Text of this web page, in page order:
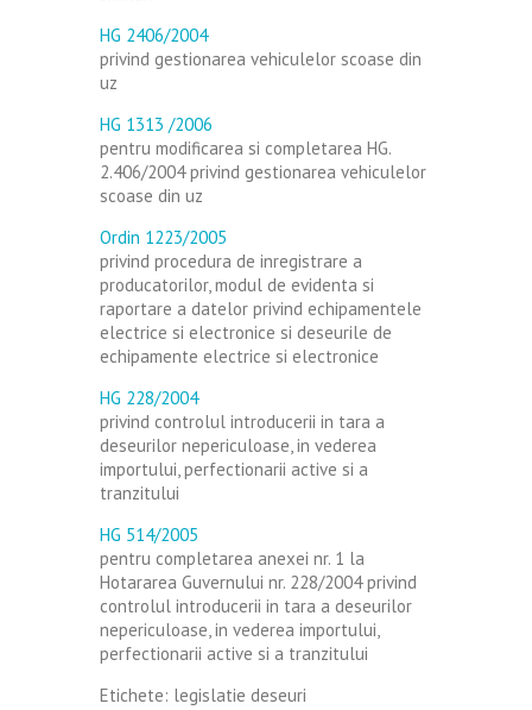
HG 2406/2004
privind gestionarea vehiculelor scoase din
uz
HG 1313 /2006
pentru modificarea si completarea HG.
2.406/2004 privind gestionarea vehiculelor
scoase din uz
Ordin 1223/2005
privind procedura de inregistrare a
producatorilor, modul de evidenta si
raportare a datelor privind echipamentele
electrice si electronice si deseurile de
echipamente electrice si electronice
HG 228/2004
privind controlul introducerii in tara a
deseurilor nepericuloase, in vederea
importului, perfectionarii active si a
tranzitului
HG 514/2005
pentru completarea anexei nr. 1 la
Hotararea Guvernului nr. 228/2004 privind
controlul introducerii in tara a deseurilor
nepericuloase, in vederea importului,
perfectionarii active si a tranzitului
Etichete: legislatie deseuri